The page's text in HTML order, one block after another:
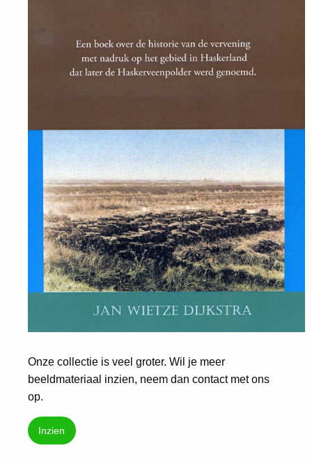
Onze collectie is veel groter. Wil je meer
beeldmateriaal inzien, neem dan contact met ons
op.
Inzien